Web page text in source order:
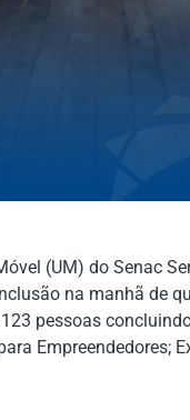
(UM) do Senac
na manhã de
pessoas
Empreendedores;